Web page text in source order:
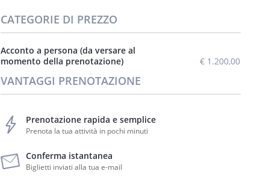
CATEGORIE DI PREZZO
Acconto a persona (da versare al
momento della prenotazione)
€ 1.200,00
VANTAGGI PRENOTAZIONE
Prenotazione rapida e semplice
Prenota la tua attività in pochi minuti
Conferma istantanea
Biglietti inviati alla tua e-mail